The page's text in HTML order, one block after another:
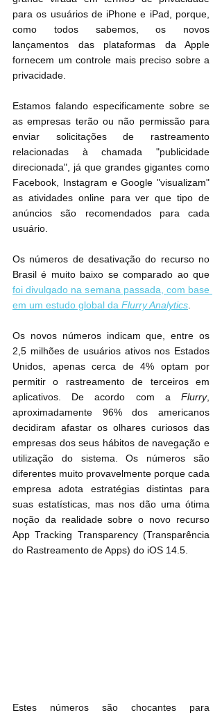
para os usuários de iPhone e iPad, porque,
como todos sabemos, os novos
lançamentos das plataformas da Apple
fornecem um controle mais preciso sobre a
privacidade.
Estamos falando especificamente sobre se
as empresas terão ou não permissão para
enviar solicitações de rastreamento
relacionadas à chamada "publicidade
direcionada", já que grandes gigantes como
Facebook, Instagram e Google "visualizam"
as atividades online para ver que tipo de
anúncios são recomendados para cada
usuário.
Os números de desativação do recurso no
foi divulgado na semana passada, com base
em um estudo global da Flurry Analytics
Os novos números indicam que, entre os
2,5 milhões de usuários ativos nos Estados
Unidos, apenas cerca de 4% optam por
permitir o rastreamento de terceiros em
aplicativos. De acordo com a Flurry,
aproximadamente 96% dos americanos
decidiram afastar os olhares curiosos das
empresas dos seus hábitos de navegação e
utilização do sistema. Os números são
diferentes muito provavelmente porque cada
empresa adota estratégias distintas para
suas estatísticas, mas nos dão uma ótima
noção da realidade sobre o novo recurso
App Tracking Transparency (Transparência
do Rastreamento de Apps) do iOS 14.5.
Estes números são chocantes para